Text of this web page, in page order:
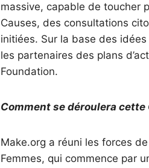
massive, capable de toucher
Causes, des consultations
initiées. Sur la base des
les partenaires des plans
Foundation.
Comment se déroulera
Make.org a réuni les forces
Femmes, qui commence par